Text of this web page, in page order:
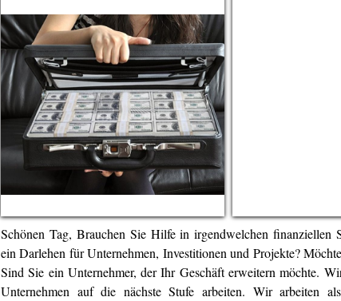
Schönen Tag, Brauchen Sie Hilfe in irgendwelchen finanziellen
ein Darlehen für Unternehmen, Investitionen und Projekte?
Sind Sie ein Unternehmer, der Ihr Geschäft erweitern möchte.
Unternehmen auf die nächste Stufe arbeiten. Wir arbeiten